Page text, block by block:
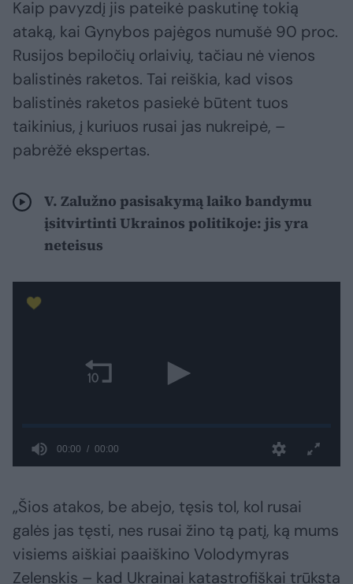
Kaip pavyzdį jis pateikė paskutinę tokią
ataką, kai Gynybos pajėgos numušė 90 proc.
Rusijos bepiločių orlaivių, tačiau nė vienos
balistinės raketos. Tai reiškia, kad visos
balistinės raketos pasiekė būtent tuos
taikinius, į kuriuos rusai jas nukreipė, –
pabrėžė ekspertas.
V. Zalužno pasisakymą laiko bandymu
įsitvirtinti Ukrainos politikoje: jis yra
neteisus
„Šios atakos, be abejo, tęsis tol, kol rusai
galės jas tęsti, nes rusai žino tą patį, ką mums
visiems aiškiai paaiškino Volodymyras
Zelenskis – kad Ukrainai katastrofiškai trūksta